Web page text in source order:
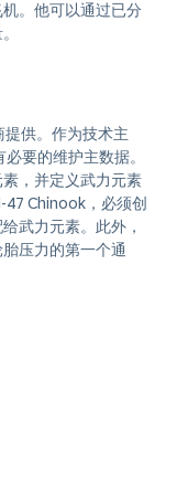
。他可以通过已分
供。作为技术主
要的维护主数据。
，并定义武力元素
47 Chinook，必须创
武力元素。此外，
压力的第一个通